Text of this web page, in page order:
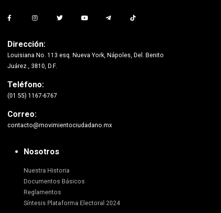
Dirección:
Louisiana No. 113 esq. Nueva York, Nápoles, Del. Benito
Juárez., 3810, D.F.
Teléfono:
(01 55) 1167-6767
Correo:
contacto@movimientociudadano.mx
Nosotros
Nuestra Historia
Documentos Básicos
Reglamentos
Síntesis Plataforma Electoral 2024